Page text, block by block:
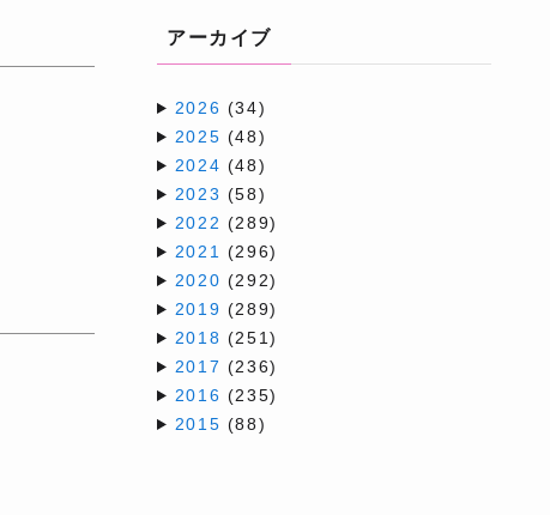
アーカイブ
2026 (34)
2025 (48)
2024 (48)
2023 (58)
2022 (289)
2021
(296)
2020 (292)
2019 (289)
2018 (251)
2017 (236)
2016 (235)
2015 (88)